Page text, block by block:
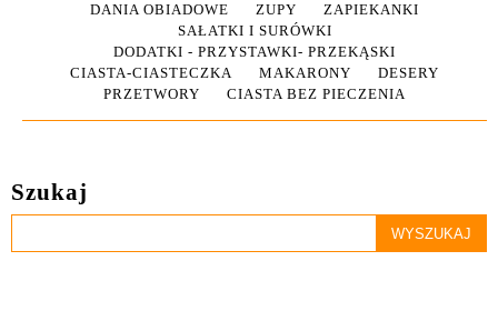
DANIA OBIADOWE ZUPY
ZAPIEKANKI
SAŁATKI I SURÓWKI
DODATKI - PRZYSTAWKI- PRZEKĄSKI
CIASTA-CIASTECZKA
MAKARONY
DESERY
PRZETWORY
CIASTA BEZ PIECZENIA
Szukaj